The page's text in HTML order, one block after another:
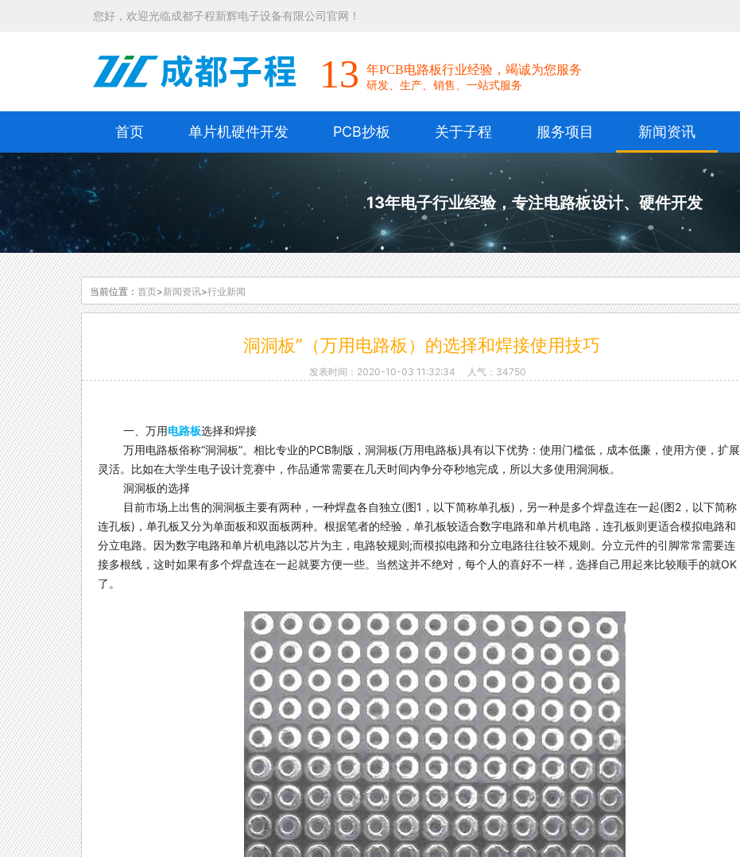
您好，欢迎光临成都子程新辉电子设备有限公司官网！
13 年PCB电路板行业经验，竭诚为您服务
研发、生产、销售、一站式服务
首页 单片机硬件开发 PCB抄板 关于子程 服务项目 新闻资讯
13年电子行业经验，专注电路板设计、硬件开发
当前位置： 首页>新闻资讯>行业新闻
洞洞板”（万用电路板）的选择和焊接使用技巧
发表时间：2020-10-03 11:32:34 人气：34750
一、万用电路板选择和焊接
万用电路板俗称“洞洞板”。相比专业的PCB制版，洞洞板(万用电路板)具有以下优势：使用门槛低，成本低廉，使用方便，扩展
灵活。比如在大学生电子设计竞赛中，作品通常需要在几天时间内争分夺秒地完成，所以大多使用洞洞板。
洞洞板的选择
目前市场上出售的洞洞板主要有两种，一种焊盘各自独立(图1，以下简称单孔板)，另一种是多个焊盘连在一起(图2，以下简称
连孔板)，单孔板又分为单面板和双面板两种。根据笔者的经验，单孔板较适合数字电路和单片机电路，连孔板则更适合模拟电路和
分立电路。因为数字电路和单片机电路以芯片为主，电路较规则;而模拟电路和分立电路往往较不规则。分立元件的引脚常常需要连
接多根线，这时如果有多个焊盘连在一起就要方便一些。当然这并不绝对，每个人的喜好不一样，选择自己用起来比较顺手的就OK
了。